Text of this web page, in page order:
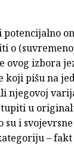
o
ovog izbora
pišu na
njegovoj
u
su i
–